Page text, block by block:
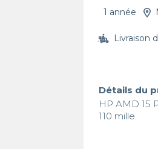
1 année
Livraison
Détails du
HP AMD 15
110 mille.